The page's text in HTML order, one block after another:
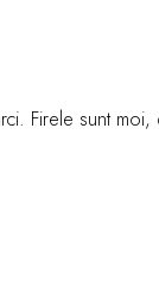
Firele sunt